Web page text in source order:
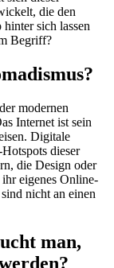
die den
sich lassen
Begriff?
modernen
Internet ist sein
Digitale
dieser
die Design oder
eigenes Online-
nicht an einen
man,